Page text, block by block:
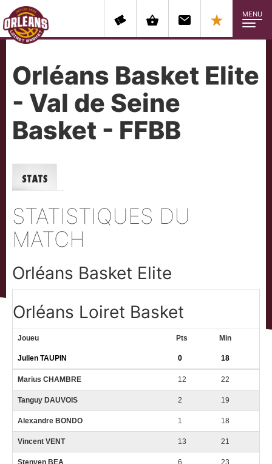
MENU
Orléans Basket Elite
- Val de Seine
Basket - FFBB
STATISTIQUES DU
MATCH
Orléans Basket Elite
Orléans Loiret Basket
Joueu Pts Min
Julien TAUPIN 0 18
Marius CHAMBRE 12 22
Tanguy DAUVOIS 2 19
Alexandre BONDO 1 18
Vincent VENT 13 21
Stenven BEA 6 23